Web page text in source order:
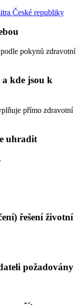
České republiky
pokynů zdravotní
kde jsou k
přímo zdravotní
uhradit
řešení životní
požadovány